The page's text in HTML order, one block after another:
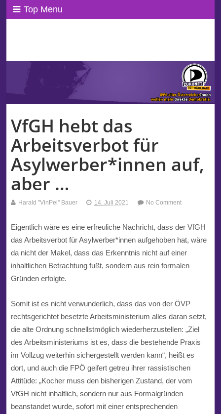
Top Menu
VfGH hebt das
Arbeitsverbot für
Asylwerber*innen auf,
aber …
Harald "VinPei" Bauer 14. Juli 2021 No Comment
Eigentlich wäre es eine erfreuliche Nachricht, dass der VfGH
das Arbeitsverbot für Asylwerber*innen aufgehoben hat, wäre
da nicht der Makel, dass das Erkenntnis nicht auf einer
inhaltlichen Betrachtung fußt, sondern aus rein formalen
Gründen erfolgte.
Somit ist es nicht verwunderlich, dass das von der ÖVP
rechtsgerichtet besetzte Arbeitsministerium alles daran setzt,
die alte Ordnung schnellstmöglich wiederherzustellen: „Ziel
des Arbeitsministeriums ist es, dass die bestehende Praxis
im Vollzug weiterhin sichergestellt werden kann“, heißt es
dort, und auch die FPÖ geifert getreu ihrer rassistischen
Attitüde: „Kocher muss den bisherigen Zustand, der vom
VfGH nicht inhaltlich, sondern nur aus Formalgründen
beanstandet wurde, sofort mit einer entsprechenden